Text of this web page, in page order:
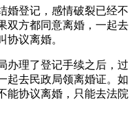
婚登记，感情破裂已经不
双方都同意离婚，一起去
协议离婚。
办理了登记手续之后，过
起去民政局领离婚证。如
能协议离婚，只能去法院